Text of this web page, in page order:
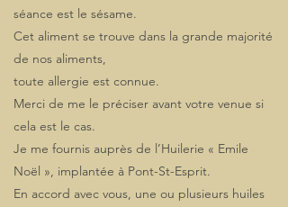
séance est le sésame.
Cet aliment se trouve dans la grande majorité
de nos aliments,
toute allergie est connue.
Merci de me le préciser avant votre venue si
cela est le cas.
Je me fournis auprès de l’Huilerie « Emile
Noël », implantée à Pont-St-Esprit.
En accord avec vous, une ou plusieurs huiles